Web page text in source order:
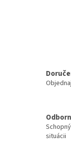
situácii